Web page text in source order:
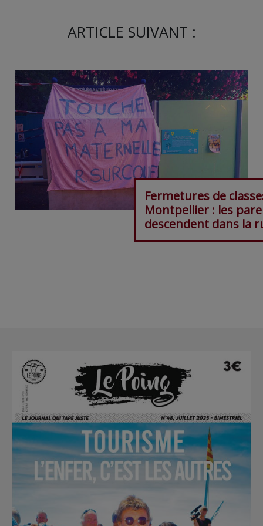
ARTICLE SUIVANT :
Fermetures de
Montpellier : les
descendent dans la